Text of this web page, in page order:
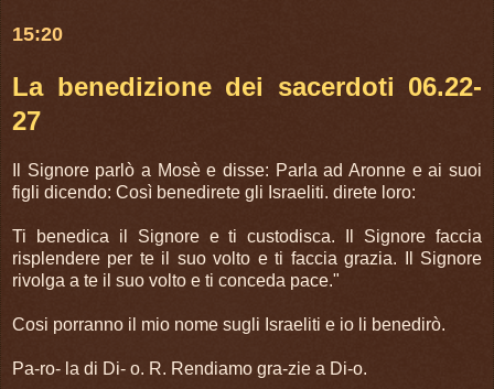
15:20
La benedizione dei sacerdoti 06.22-
27
Il Signore parlò a Mosè e disse: Parla ad Aronne e ai suoi
figli dicendo: Così benedirete gli Israeliti. direte loro:
Ti benedica il Signore e ti custodisca. Il Signore faccia
risplendere per te il suo volto e ti faccia grazia. Il Signore
rivolga a te il suo volto e ti conceda pace."
Cosi porranno il mio nome sugli Israeliti e io li benedirò.
Pa-ro- la di Di- o. R. Rendiamo gra-zie a Di-o.